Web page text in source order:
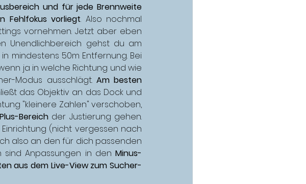
und für jede Brennweite
Fehlfokus vorliegt. Also nochmal
vornehmen. Jetzt aber eben
Unendlichbereich gehst du am
mindestens 50m Entfernung. Bei
ja in welche Richtung und wie
Modus ausschlägt. Am besten
das Objektiv an das Dock und
"kleinere Zahlen" verschoben,
Plus-Bereich der Justierung gehen.
(nicht vergessen nach
also an den für dich passenden
sind Anpassungen in den Minus-
aus dem Live-View zum Sucher-